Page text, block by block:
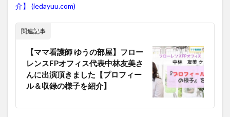
介】 (iedayuu.com)
関連記事
【ママ看護師 ゆうの部屋】フロー
レンスFPオフィス代表中林友美さ
んに出演頂きました【プロフィー
ル＆収録の様子を紹介】